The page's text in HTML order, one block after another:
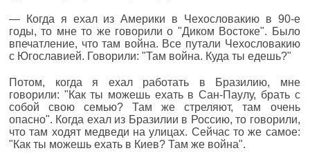
— Когда я ехал из Америки в Чехословакию в 90-е
годы, то мне то же говорили о "Диком Востоке". Было
впечатление, что там война. Все путали Чехословакию
с Югославией. Говорили: "Там война. Куда ты едешь?"
Потом, когда я ехал работать в Бразилию, мне
говорили: "Как ты можешь ехать в Сан-Паулу, брать с
собой свою семью? Там же стреляют, там очень
опасно". Когда ехал из Бразилии в Россию, то говорили,
что там ходят медведи на улицах. Сейчас то же самое:
"Как ты можешь ехать в Киев? Там же война".